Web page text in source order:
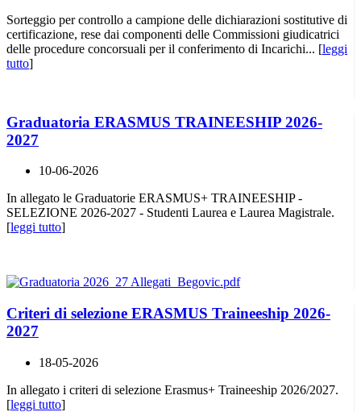
Sorteggio per controllo a campione delle dichiarazioni sostitutive di
certificazione, rese dai componenti delle Commissioni giudicatrici
delle procedure concorsuali per il conferimento di Incarichi... [leggi
tutto]
Graduatoria ERASMUS TRAINEESHIP 2026-
2027
10-06-2026
In allegato le Graduatorie ERASMUS+ TRAINEESHIP -
SELEZIONE 2026-2027 - Studenti Laurea e Laurea Magistrale.
[leggi tutto]
Criteri di selezione ERASMUS Traineeship 2026-
2027
18-05-2026
In allegato i criteri di selezione Erasmus+ Traineeship 2026/2027.
[leggi tutto]